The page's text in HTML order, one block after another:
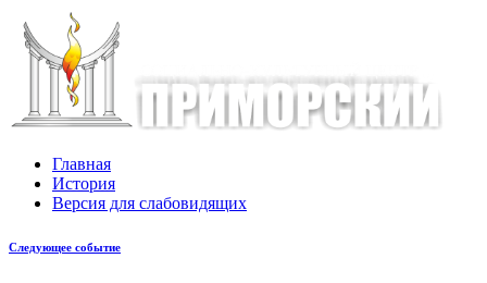
Главная
История
Версия для слабовидящих
Следующее событие